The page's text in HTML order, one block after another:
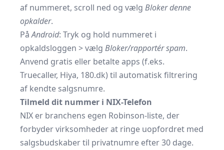
af nummeret, scroll ned og vælg Bloker denne
opkalder.
PåAndroid: Tryk og hold nummeret i
opkaldsloggen > vælg Bloker/rapportér spam.
Anvend gratis eller betalte apps (f.eks.
Truecaller, Hiya, 180.dk) til automatisk filtrering
af kendte salgsnumre.
Tilmeld dit nummer i NIX-Telefon
NIX er branchens egen Robinson-liste, der
forbyder virksomheder at ringe uopfordret med
salgsbudskaber til privatnumre efter 30 dage.